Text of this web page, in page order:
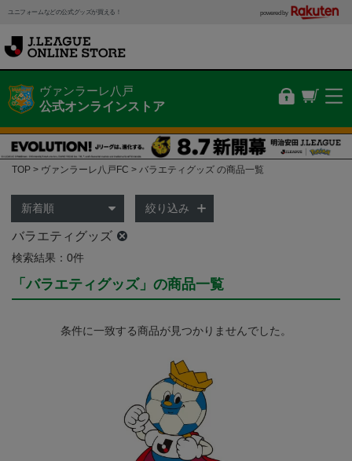
ユニフォームなどの公式グッズが買える！ powered by
ヴァンラーレ八戸
公式オンラインストア
TOP ヴァンラーレ八戸FC バラエティグッズ の商品一覧
絞り込み
バラエティグッズ
検索結果：0件
「バラエティグッズ」の商品一覧
条件に一致する商品が見つかりませんでした。